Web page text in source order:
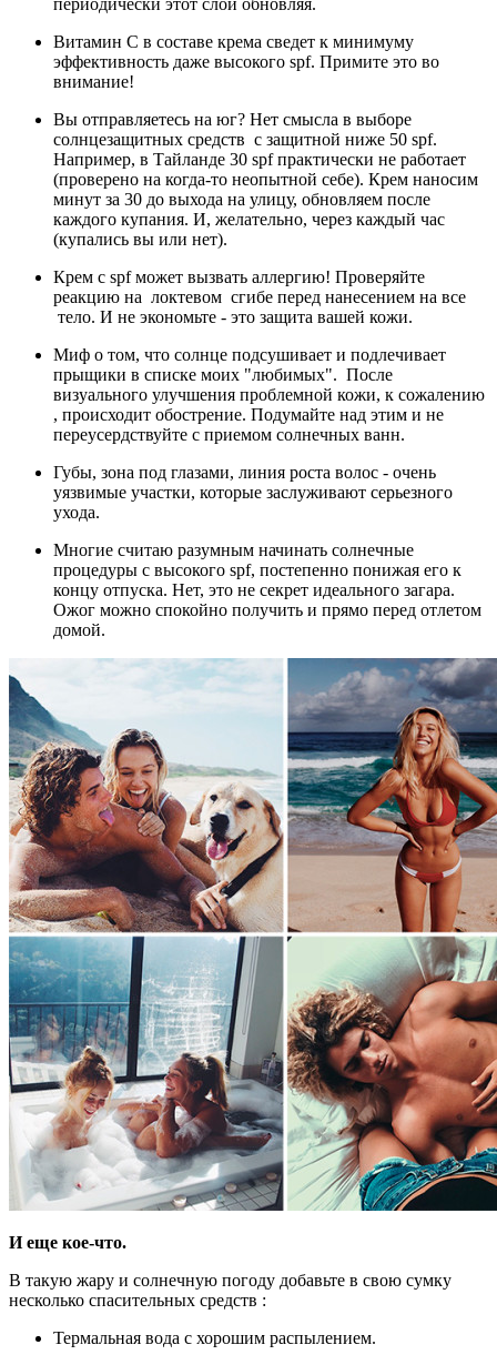
периодически этот слой обновляя.
Витамин С в составе крема сведет к минимуму
эффективность даже высокого spf. Примите это во
внимание!
Вы отправляетесь на юг? Нет смысла в выборе
солнцезащитных средств с защитной ниже 50 spf.
Например, в Тайланде 30 spf практически не работает
(проверено на когда-то неопытной себе). Крем наносим
минут за 30 до выхода на улицу, обновляем после
каждого купания. И, желательно, через каждый час
(купались вы или нет).
Крем с spf может вызвать аллергию! Проверяйте
реакцию на локтевом сгибе перед нанесением на все
тело. И не экономьте - это защита вашей кожи.
Миф о том, что солнце подсушивает и подлечивает
прыщики в списке моих "любимых". После
визуального улучшения проблемной кожи, к сожалению
, происходит обострение. Подумайте над этим и не
переусердствуйте с приемом солнечных ванн.
Губы, зона под глазами, линия роста волос - очень
уязвимые участки, которые заслуживают серьезного
ухода.
Многие считаю разумным начинать солнечные
процедуры с высокого spf, постепенно понижая его к
концу отпуска. Нет, это не секрет идеального загара.
Ожог можно спокойно получить и прямо перед отлетом
домой.
И еще кое-что.
В такую жару и солнечную погоду добавьте в свою сумку
несколько спасительных средств :
Термальная вода с хорошим распылением.